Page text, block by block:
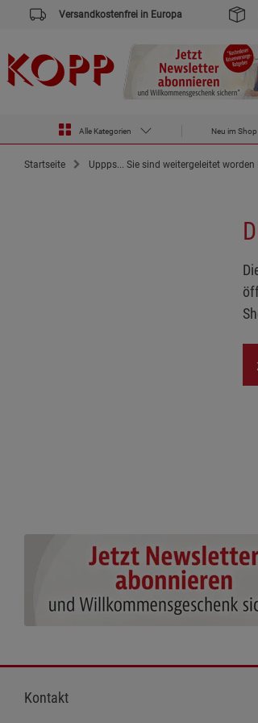
Versandkostenfrei in Europa
Alle Kategorien Neu im Shop
Startseite Uppps... Sie sind weitergeleitet worden !
Kontakt